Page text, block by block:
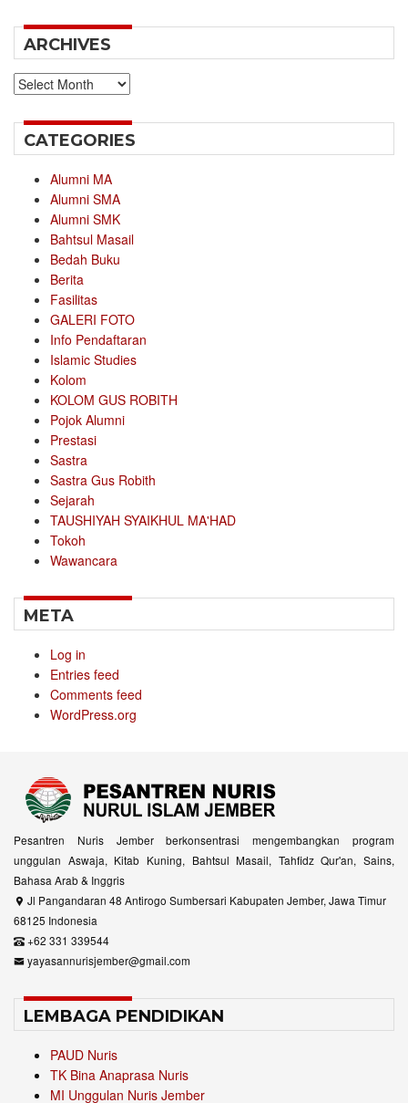
ARCHIVES
Archives
CATEGORIES
Alumni MA
Alumni SMA
Alumni SMK
Bahtsul Masail
Bedah Buku
Berita
Fasilitas
GALERI FOTO
Info Pendaftaran
Islamic Studies
Kolom
KOLOM GUS ROBITH
Pojok Alumni
Prestasi
Sastra
Sastra Gus Robith
Sejarah
TAUSHIYAH SYAIKHUL MA'HAD
Tokoh
Wawancara
META
Log in
Entries feed
Comments feed
WordPress.org
Pesantren Nuris Jember berkonsentrasi mengembangkan program
unggulan Aswaja, Kitab Kuning, Bahtsul Masail, Tahfidz Qur'an, Sains,
Bahasa Arab & Inggris
Jl Pangandaran 48 Antirogo Sumbersari Kabupaten Jember, Jawa Timur
68125 Indonesia
+62 331 339544
yayasannurisjember@gmail.com
LEMBAGA PENDIDIKAN
PAUD Nuris
TK Bina Anaprasa Nuris
MI Unggulan Nuris Jember